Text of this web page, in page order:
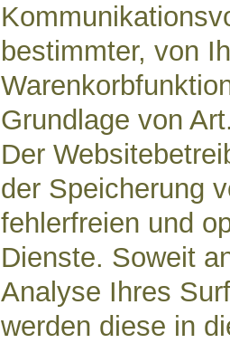
bestimmter, von
Grundlage von
Der
der Speicherung
fehlerfreien und
Dienste. Soweit
Analyse Ihres
werden diese in